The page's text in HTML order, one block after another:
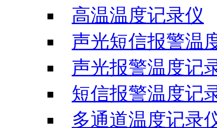
高温温度记录仪
声光短信报警温
声光报警温度记
短信报警温度记
多通道温度记录